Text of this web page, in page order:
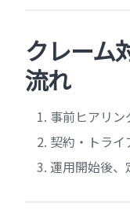
クレーム
流れ
事前ヒアリ
契約・トラ
運用開始後、